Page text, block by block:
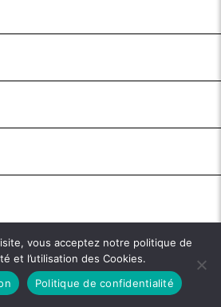
vous acceptez notre politique de
et l’utilisation des Cookies.
Politique de confidentialité